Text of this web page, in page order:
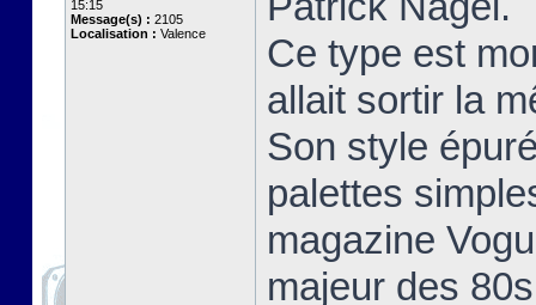
15:15
Message(s) : 2105
Localisation : Valence
Ce type est
allait sortir la
Son style
palettes
magazine
majeur des